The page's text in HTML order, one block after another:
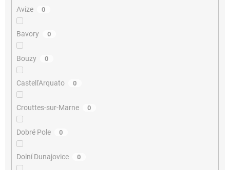
Avize 0
Bavory 0
Bouzy 0
Castell'Arquato 0
Crouttes-sur-Marne 0
Dobré Pole 0
Dolní Dunajovice 0